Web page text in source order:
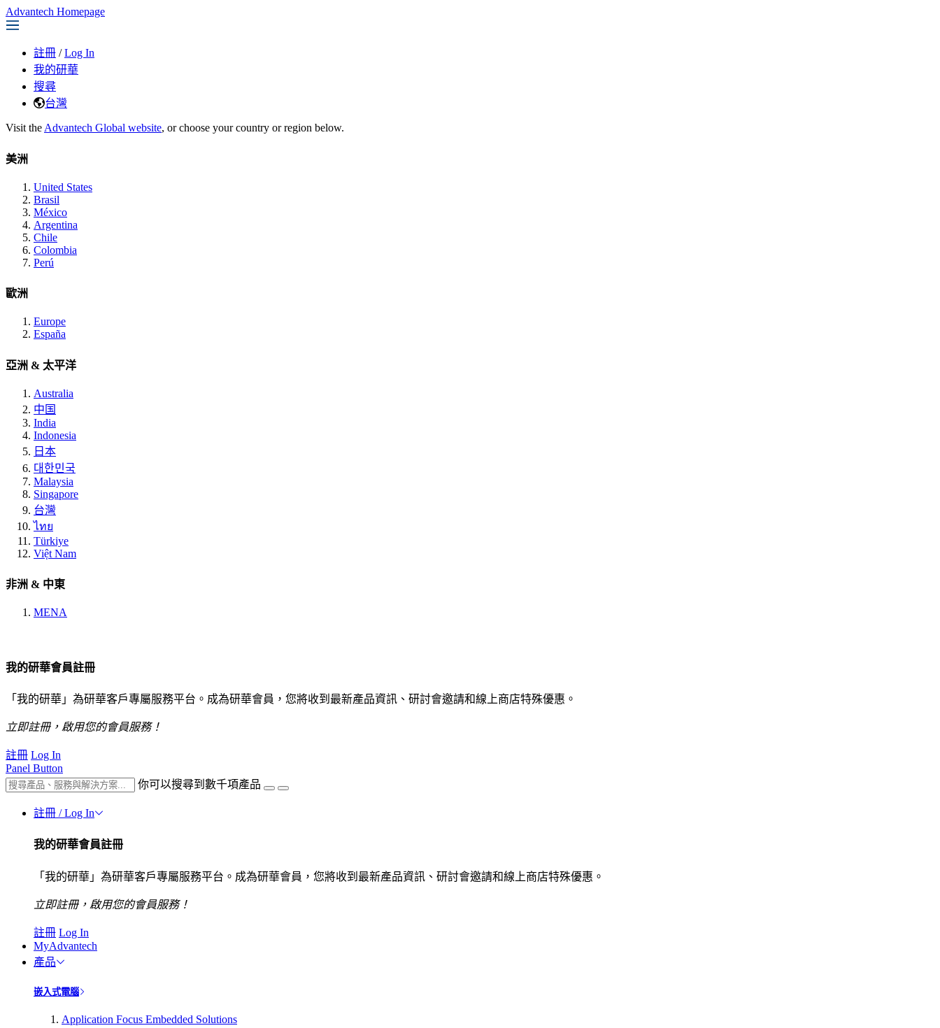
Advantech Homepage
註冊 / Log In
我的研華
搜尋
台灣
Visit the Advantech Global website, or choose your country or region below.
美洲
United States
Brasil
México
Argentina
Chile
Colombia
Perú
歐洲
Europe
España
亞洲 & 太平洋
Australia
中国
India
Indonesia
日本
대한민국
Malaysia
Singapore
台灣
ไทย
Türkiye
Việt Nam
非洲 & 中東
MENA
我的研華會員註冊
「我的研華」為研華客戶專屬服務平台。成為研華會員，您將收到最新產品資訊、研討會邀請和線上商店特殊優惠。
立即註冊，啟用您的會員服務！
註冊 Log In
Panel Button
你可以搜尋到數千項產品
註冊 / Log In
我的研華會員註冊
「我的研華」為研華客戶專屬服務平台。成為研華會員，您將收到最新產品資訊、研討會邀請和線上商店特殊優惠。
立即註冊，啟用您的會員服務！
註冊 Log In
MyAdvantech
產品
嵌入式電腦
Application Focus Embedded Solutions